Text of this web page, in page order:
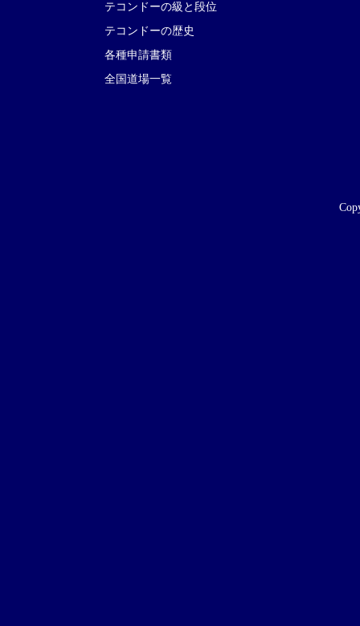
テコンドーの級と段位
テコンドーの歴史
各種申請書類
全国道場一覧